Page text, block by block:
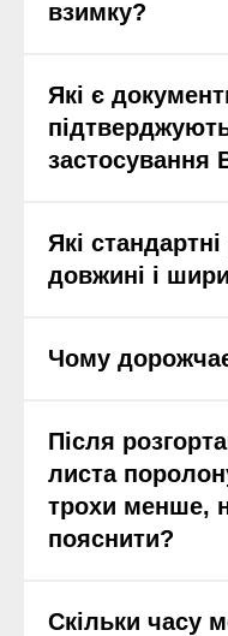
взимку?
Які є
застосування
Які
довжині і
Чому
Після
листа
трохи менше,
пояснити?
Скільки часу